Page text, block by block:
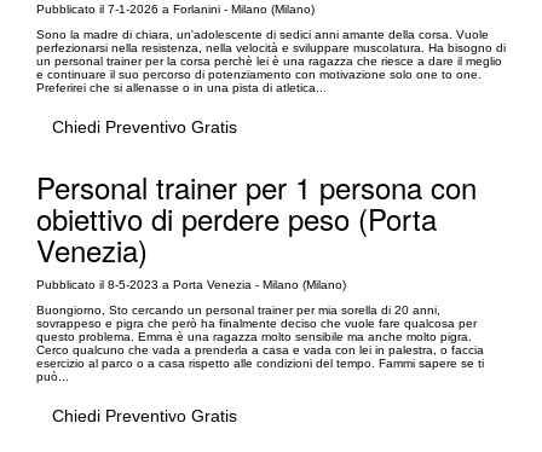
Pubblicato il 7-1-2026 a Forlanini - Milano (Milano)
Sono la madre di chiara, un'adolescente di sedici anni amante della corsa. Vuole
perfezionarsi nella resistenza, nella velocità e sviluppare muscolatura. Ha bisogno di
un personal trainer per la corsa perchè lei è una ragazza che riesce a dare il meglio
e continuare il suo percorso di potenziamento con motivazione solo one to one.
Preferirei che si allenasse o in una pista di atletica...
Chiedi Preventivo Gratis
Personal trainer per 1 persona con
obiettivo di perdere peso (Porta
Venezia)
Pubblicato il 8-5-2023 a Porta Venezia - Milano (Milano)
Buongiorno, Sto cercando un personal trainer per mia sorella di 20 anni,
sovrappeso e pigra che però ha finalmente deciso che vuole fare qualcosa per
questo problema. Emma è una ragazza molto sensibile ma anche molto pigra.
Cerco qualcuno che vada a prenderla a casa e vada con lei in palestra, o faccia
esercizio al parco o a casa rispetto alle condizioni del tempo. Fammi sapere se ti
può...
Chiedi Preventivo Gratis